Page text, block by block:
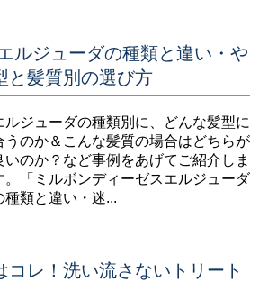
ルジューダの種類と違い・や
と髪質別の選び方
ルジューダの種類別に、どんな髪型に
うのか＆こんな髪質の場合はどちらが
いのか？など事例をあげてご紹介しま
。「ミルボンディーゼスエルジューダ
種類と違い・迷...
コレ！洗い流さないトリート